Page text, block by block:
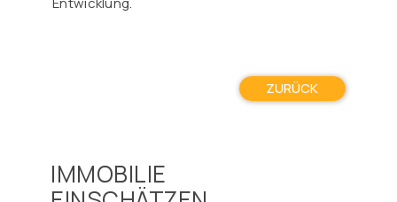
ZURÜCK
IMMOBILIE